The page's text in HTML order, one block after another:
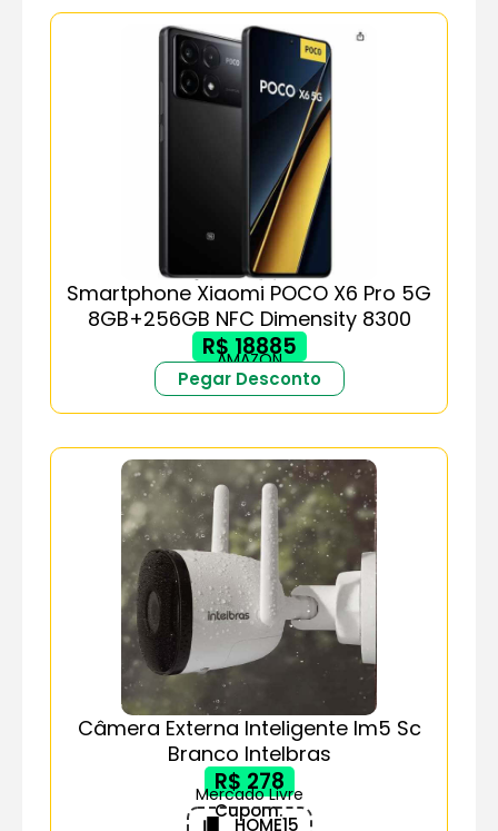
Smartphone Xiaomi POCO X6 Pro 5G
8GB+256GB NFC Dimensity 8300
R$ 18885
AMAZON
Pegar Desconto
Câmera Externa Inteligente Im5 Sc
Branco Intelbras
R$ 278
Mercado Livre
Cupom:
HOME15